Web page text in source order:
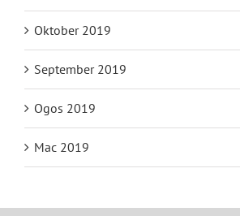
Oktober 2019
September 2019
Ogos 2019
Mac 2019